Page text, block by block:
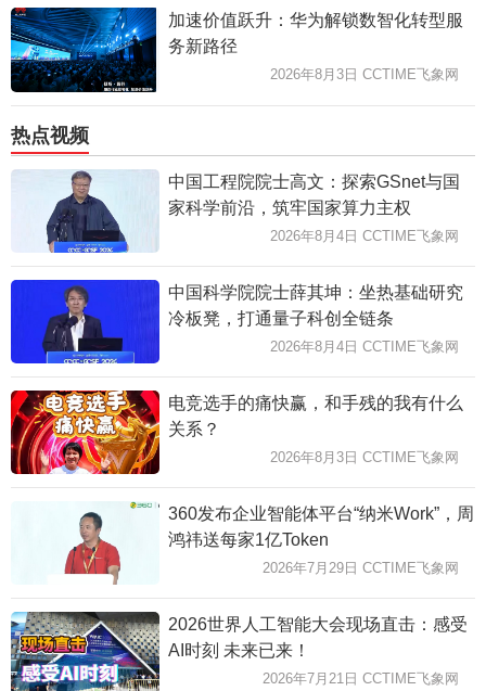
加速价值跃升：华为解锁数智化转型服
务新路径
2026年8月3日 CCTIME飞象网
热点视频
中国工程院院士高文：探索GSnet与国
家科学前沿，筑牢国家算力主权
2026年8月4日 CCTIME飞象网
中国科学院院士薛其坤：坐热基础研究
冷板凳，打通量子科创全链条
2026年8月4日 CCTIME飞象网
电竞选手的痛快赢，和手残的我有什么
关系？
2026年8月3日 CCTIME飞象网
360发布企业智能体平台“纳米Work”，周
鸿祎送每家1亿Token
2026年7月29日 CCTIME飞象网
2026世界人工智能大会现场直击：感受
AI时刻 未来已来！
2026年7月21日 CCTIME飞象网